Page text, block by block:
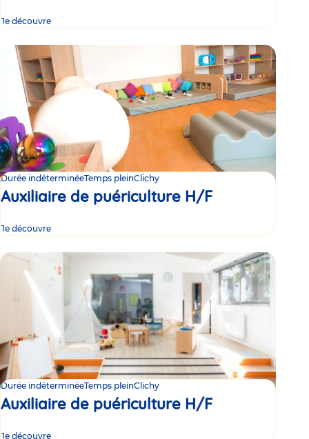
Je découvre
Durée indéterminéeTemps pleinClichy
Auxiliaire de puériculture H/F
Je découvre
Durée indéterminéeTemps pleinClichy
Auxiliaire de puériculture H/F
Je découvre